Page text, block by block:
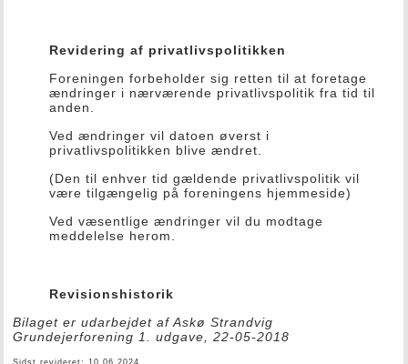
Revidering af privatlivspolitikken
Foreningen forbeholder sig retten til at foretage
ændringer i nærværende privatlivspolitik fra tid til
anden.
Ved ændringer vil datoen øverst i
privatlivspolitikken blive ændret.
(Den til enhver tid gældende privatlivspolitik vil
være tilgængelig på foreningens hjemmeside)
Ved væsentlige ændringer vil du modtage
meddelelse herom.
Revisionshistorik
Bilaget er udarbejdet af Askø Strandvig
Grundejerforening 1. udgave, 22-05-2018
Sidst revideret: 10.06.2024